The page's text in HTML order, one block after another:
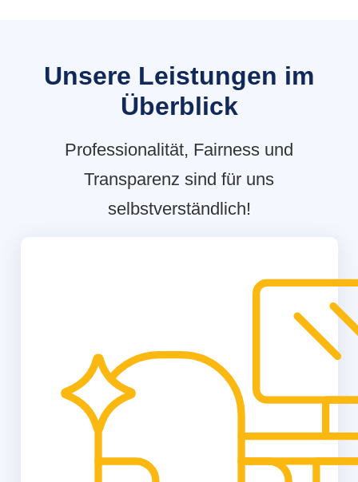
Unsere Leistungen im
Überblick
Professionalität, Fairness und
Transparenz sind für uns
selbstverständlich!